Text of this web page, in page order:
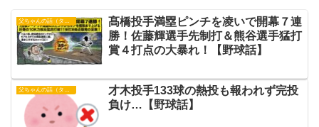
髙橋投手満塁ピンチを凌いで開幕７連
勝！佐藤輝選手先制打＆熊谷選手猛打
賞４打点の大暴れ！【野球話】
父ちゃんの話（タイガース）
才木投手133球の熱投も報われず完投
負け…【野球話】